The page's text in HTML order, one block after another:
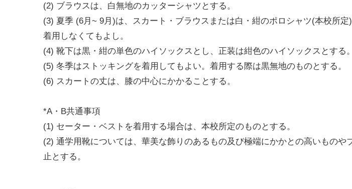
(2) ブラウスは、白無地のカッターシャツとする。
(3) 夏季 (6月~ 9月)は、スカート・ブラウスまたは白・紺のポロシャツ(本校所
着用しなくてもよし。
(4) 靴下は黒・紺の単色のハイソックスとし、正装は紺色のハイソックスとする。
(5) 冬季はストッキングを着用してもよい。着用する際は黒無地のものとする。
(6) スカートの丈は、膝の中心にかかることする。
*A・B共通事項
(1) セーター・ベストを着用する場合は、本校所定のものとする。
(2) 通学用靴については、華美な飾りのあるもの及び極端にかかとの高いものや
止とする。